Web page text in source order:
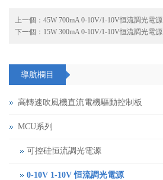
上一個： 45W 700mA 0-10V/1-10V恒流調光電源
下一個： 15W 300mA 0-10V/1-10V恒流調光電源
導航欄目
高轉速吹風機直流電機驅動控制板
MCU系列
可控硅恒流調光電源
0-10V 1-10V 恒流調光電源